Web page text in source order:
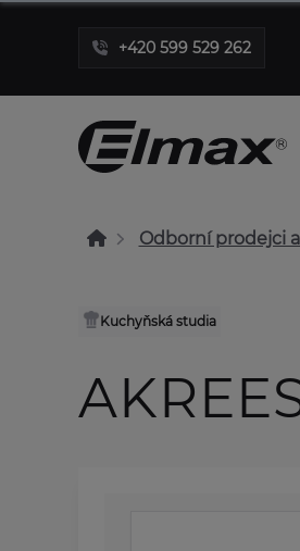
+420 599 529 262
Odborní prodejci
Kuchyňská studia